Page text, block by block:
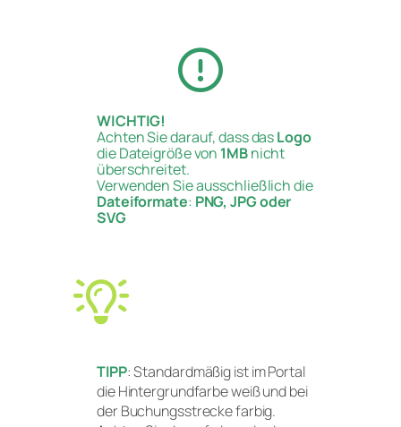
WICHTIG!
Achten Sie darauf, dass dasLogo
die Dateigröße von 1MBnicht
überschreitet.
Verwenden Sie ausschließlich die
Dateiformate: PNG, JPG oder
SVG
TIPP: Standardmäßig ist im Portal
die Hintergrundfarbe weiß und bei
der Buchungsstrecke farbig.